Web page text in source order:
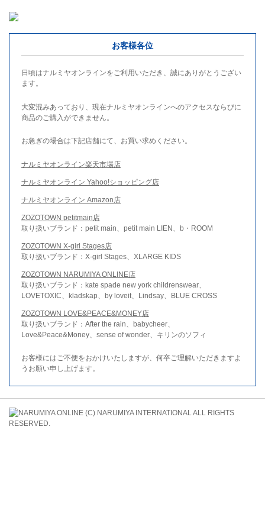
お客様各位
日頃はナルミヤオンラインをご利用いただき、誠にありがとうござい
ます。
大変混みあっており、現在ナルミヤオンラインへのアクセスならびに
商品のご購入ができません。
お急ぎの場合は下記店舗にて、お買い求めください。
ナルミヤオンライン楽天市場店
ナルミヤオンライン Yahoo!ショッピング店
ナルミヤオンライン Amazon店
ZOZOTOWN petitmain店
取り扱いブランド：petit main、petit main LIEN、b・ROOM
ZOZOTOWN X-girl Stages店
取り扱いブランド：X-girl Stages、XLARGE KIDS
ZOZOTOWN NARUMIYA ONLINE店
取り扱いブランド：kate spade new york childrenswear、
LOVETOXIC、kladskap、by loveit、Lindsay、BLUE CROSS
ZOZOTOWN LOVE&PEACE&MONEY店
取り扱いブランド：After the rain、babycheer、
Love&Peace&Money、sense of wonder、キリンのソフィ
お客様にはご不便をおかけいたしますが、何卒ご理解いただきますよ
うお願い申し上げます。